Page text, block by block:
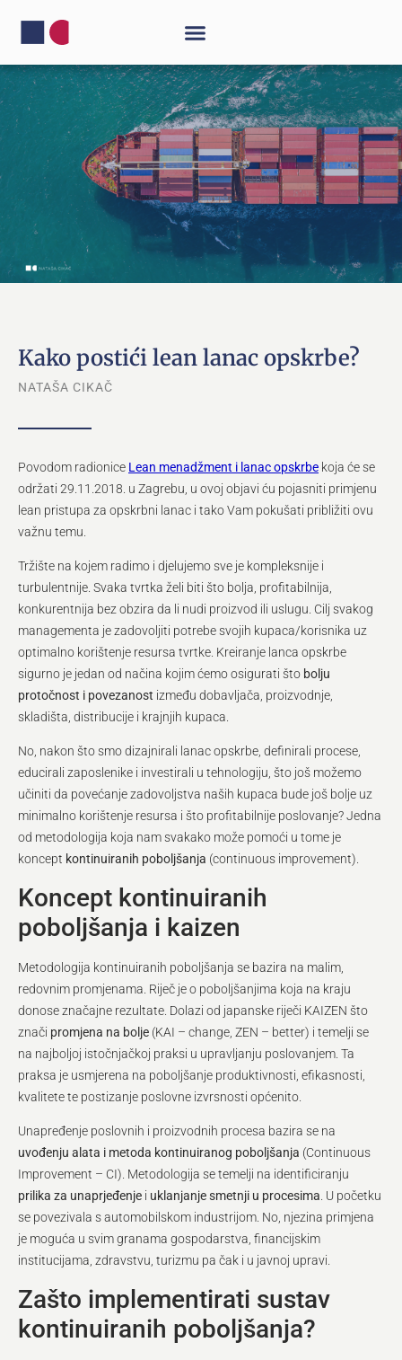
Kako postići lean lanac opskrbe?
NATAŠA CIKAČ
Povodom radionice Lean menadžment i lanac opskrbe koja će se
održati 29.11.2018. u Zagrebu, u ovoj objavi ću pojasniti primjenu
lean pristupa za opskrbni lanac i tako Vam pokušati približiti ovu
važnu temu.
Tržište na kojem radimo i djelujemo sve je kompleksnije i
turbulentnije. Svaka tvrtka želi biti što bolja, profitabilnija,
konkurentnija bez obzira da li nudi proizvod ili uslugu. Cilj svakog
managementa je zadovoljiti potrebe svojih kupaca/korisnika uz
optimalno korištenje resursa tvrtke. Kreiranje lanca opskrbe
sigurno je jedan od načina kojim ćemo osigurati što bolju
protočnost i povezanost između dobavljača, proizvodnje,
skladišta, distribucije i krajnjih kupaca.
No, nakon što smo dizajnirali lanac opskrbe, definirali procese,
educirali zaposlenike i investirali u tehnologiju, što još možemo
učiniti da povećanje zadovoljstva naših kupaca bude još bolje uz
minimalno korištenje resursa i što profitabilnije poslovanje? Jedna
od metodologija koja nam svakako može pomoći u tome je
koncept kontinuiranih poboljšanja (continuous improvement).
Koncept kontinuiranih
poboljšanja i kaizen
Metodologija kontinuiranih poboljšanja se bazira na malim,
redovnim promjenama. Riječ je o poboljšanjima koja na kraju
donose značajne rezultate. Dolazi od japanske riječi KAIZEN što
znači promjena na bolje (KAI – change, ZEN – better) i temelji se
na najboljoj istočnjačkoj praksi u upravljanju poslovanjem. Ta
praksa je usmjerena na poboljšanje produktivnosti, efikasnosti,
kvalitete te postizanje poslovne izvrsnosti općenito.
Unapređenje poslovnih i proizvodnih procesa bazira se na
uvođenju alata i metoda kontinuiranog poboljšanja (Continuous
Improvement – CI). Metodologija se temelji na identificiranju
prilika za unaprjeđenje i uklanjanje smetnji u procesima. U početku
se povezivala s automobilskom industrijom. No, njezina primjena
je moguća u svim granama gospodarstva, financijskim
institucijama, zdravstvu, turizmu pa čak i u javnoj upravi.
Zašto implementirati sustav
kontinuiranih poboljšanja?